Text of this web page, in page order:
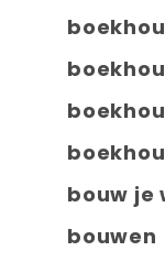
bouw je
bouwen